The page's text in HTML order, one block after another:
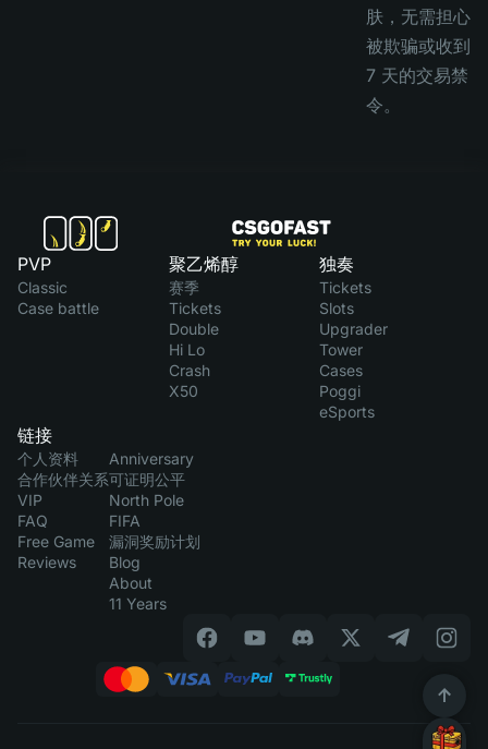
肤，无需担心
被欺骗或收到
7 天的交易禁
令。
PVP
Classic
Case battle
聚乙烯醇
赛季
Tickets
Double
Hi Lo
Crash
X50
独奏
Tickets
Slots
Upgrader
Tower
Cases
Poggi
eSports
链接
个人资料
合作伙伴关系
VIP
FAQ
Free Game
Reviews
Anniversary
可证明公平
North Pole
FIFA
漏洞奖励计划
Blog
About
11 Years